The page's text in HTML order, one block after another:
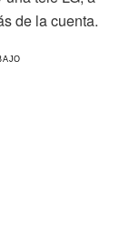
de la cuenta.